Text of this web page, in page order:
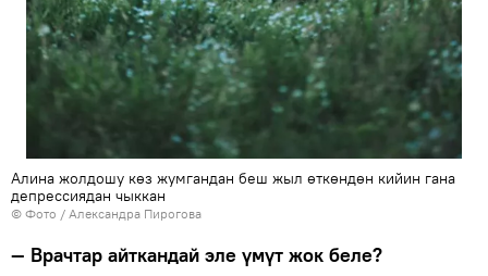
Алина жолдошу көз жумгандан беш жыл өткөндөн кийин гана
депрессиядан чыккан
© Фото / Александра Пирогова
— Врачтар айткандай эле үмүт жок беле?